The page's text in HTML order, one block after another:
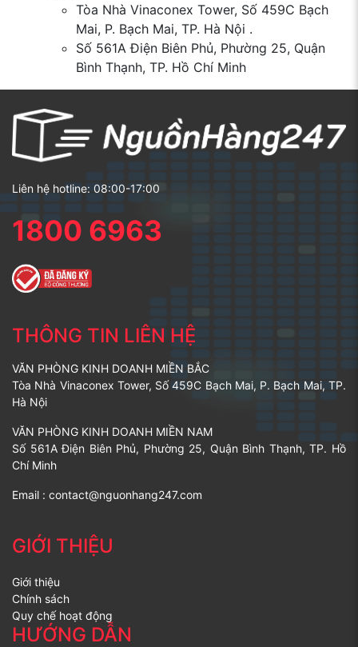
Tòa Nhà Vinaconex Tower, Số 459C Bạch
Mai, P. Bạch Mai, TP. Hà Nội .
Số 561A Điện Biên Phủ, Phường 25, Quận
Bình Thạnh, TP. Hồ Chí Minh
Liên hệ hotline: 08:00-17:00
1800 6963
THÔNG TIN LIÊN HỆ
VĂN PHÒNG KINH DOANH MIỀN BẮC
Tòa Nhà Vinaconex Tower, Số 459C Bạch Mai, P. Bạch Mai, TP.
Hà Nội
VĂN PHÒNG KINH DOANH MIỀN NAM
Số 561A Điện Biên Phủ, Phường 25, Quận Bình Thạnh, TP. Hồ
Chí Minh
Email : contact@nguonhang247.com
GIỚI THIỆU
Giới thiệu
Chính sách
Quy chế hoạt động
HƯỚNG DẪN